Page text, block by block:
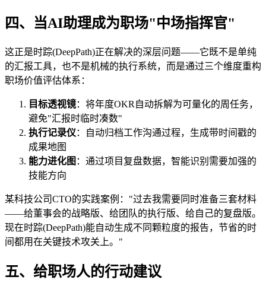
四、当AI助理成为职场"中场指挥官"
这正是时踪(DeepPath)正在解决的深层问题——它既不是单纯
的汇报工具，也不是机械的执行系统，而是通过三个维度重构
职场价值评估体系：
目标透视镜：将年度OKR自动拆解为可量化的周任务，
避免"汇报时临时凑数"
执行记录仪：自动归档工作沟通过程，生成带时间戳的
成果地图
能力进化图 ：通过项目复盘数据，智能识别需要加强的
技能方向
某科技公司CTO的实践案例："过去我需要同时准备三套材料
——给董事会的战略版、给团队的执行版、给自己的复盘版。
现在时踪(DeepPath)能自动生成不同颗粒度的报告，节省的时
间都用在关键技术攻关上。"
五、给职场人的行动建议